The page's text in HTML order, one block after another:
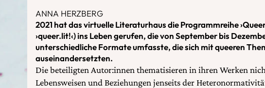
ANNA HERZBERG
2021 hat das virtuelle Literaturhaus die Programmreihe
›queer.lit!‹) ins Leben gerufen, die von September bis
unterschiedliche Formate umfasste, die sich mit queeren
auseinandersetzten.
Die beteiligten Autor:innen thematisieren in ihren Werken
Lebensweisen und Beziehungen jenseits der